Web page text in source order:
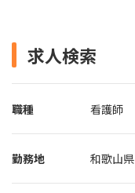
求人検索
職種 看護師
勤務地 和歌山県